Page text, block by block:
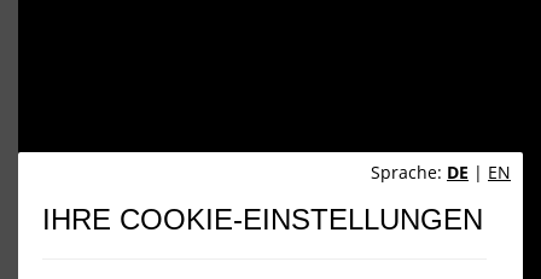
Sprache: DE | EN
IHRE COOKIE-EINSTELLUNGEN